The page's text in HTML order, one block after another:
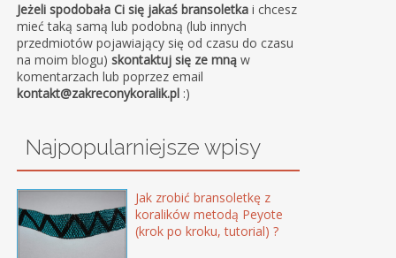
Jeżeli spodobała Ci się jakaś bransoletka i chcesz
mieć taką samą lub podobną (lub innych
przedmiotów pojawiający się od czasu do czasu
na moim blogu)skontaktuj się ze mną w
komentarzach lub poprzez email
kontakt@zakreconykoralik.pl :)
Najpopularniejsze wpisy
Jak zrobić bransoletkę z
koralików metodą Peyote
(krok po kroku, tutorial) ?